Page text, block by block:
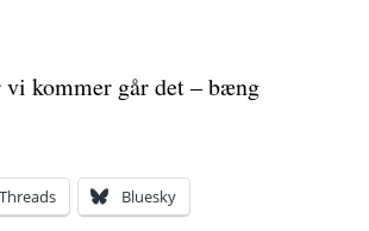
vi kommer går det – bæng
Threads Bluesky